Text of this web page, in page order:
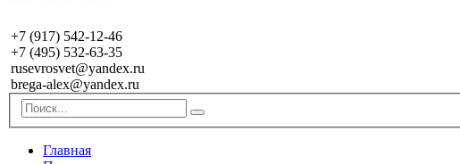
+7 (917) 542-12-46
+7 (495) 532-63-35
rusevrosvet@yandex.ru
brega-alex@yandex.ru
Главная